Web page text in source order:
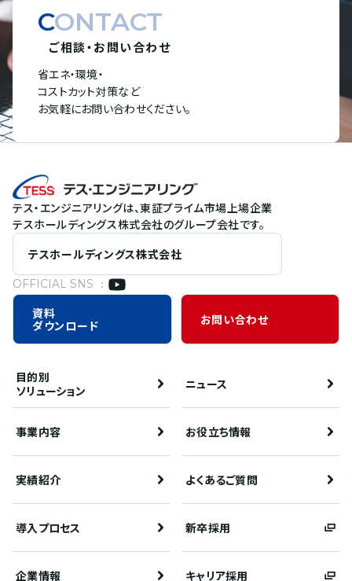
CONTACT
ご相談・お問い合わせ
省エネ・環境・
コストカット対策など
お気軽にお問い合わせください。
テス・エンジニアリングは、東証プライム市場上場企業
テスホールディングス株式会社のグループ会社です。
テスホールディングス株式会社
OFFICIAL SNS ：
資料
ダウンロード
お問い合わせ
目的別
ソリューション
ニュース
事業内容 お役立ち情報
実績紹介 よくあるご質問
導入プロセス 新卒採用
企業情報 キャリア採用